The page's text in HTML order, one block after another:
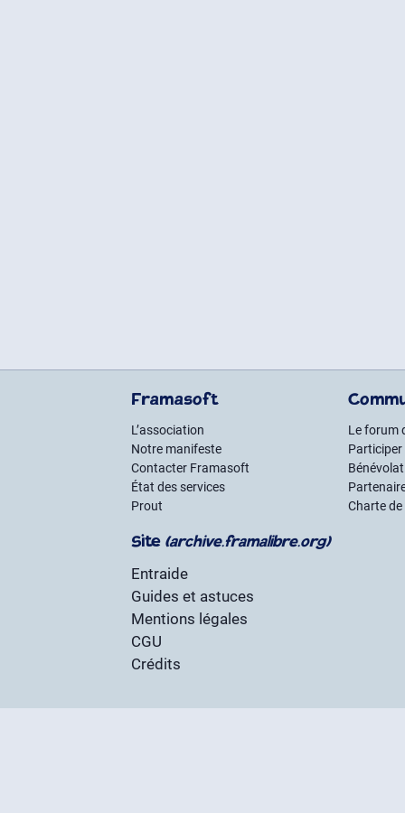
Framasoft
L’association
Notre manifeste
Contacter Framasoft
État des services
Prout
Le forum
Participer
Charte
Site (archive.framalibre.org)
Entraide
Guides et astuces
Mentions légales
CGU
Crédits